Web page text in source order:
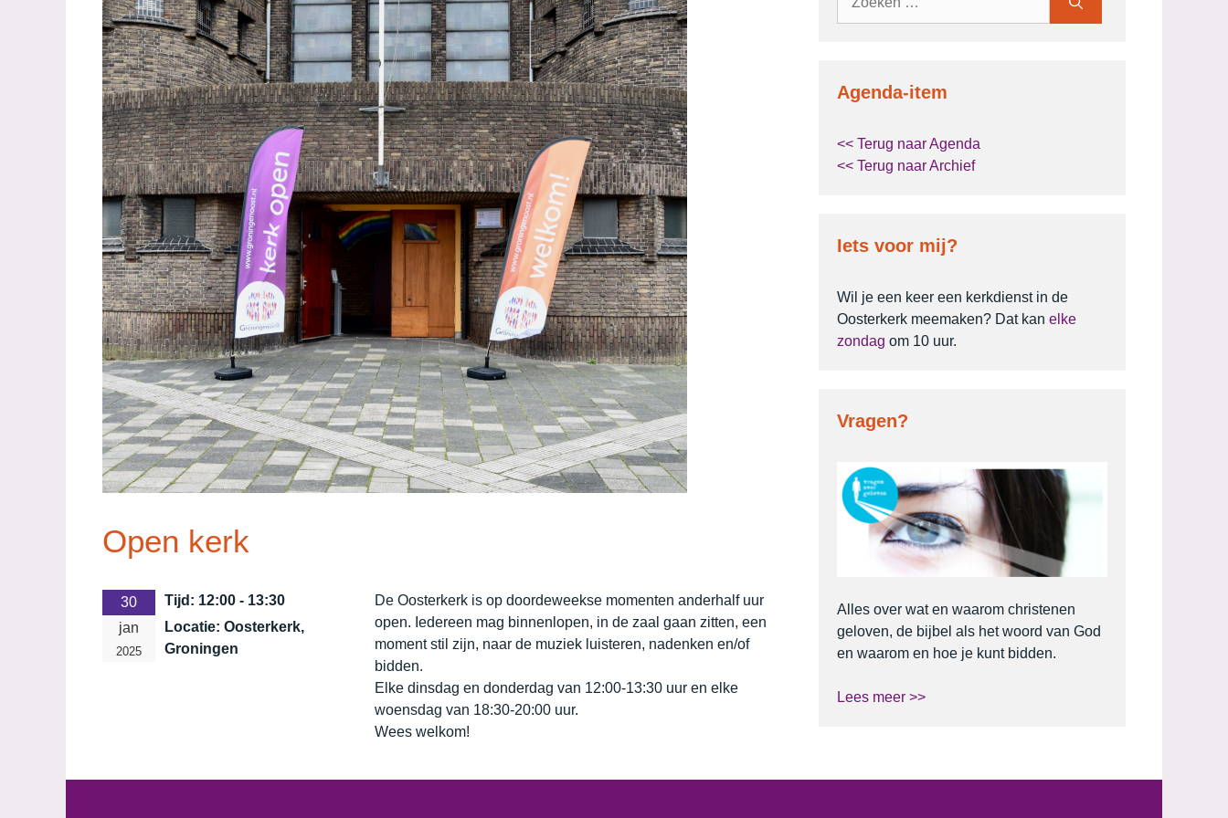
Open kerk
30
jan
2025
Tijd: 12:00 - 13:30
Locatie: Oosterkerk,
Groningen
De Oosterkerk is op doordeweekse momenten anderhalf uur
open. Iedereen mag binnenlopen, in de zaal gaan zitten, een
moment stil zijn, naar de muziek luisteren, nadenken en/of
bidden.
Elke dinsdag en donderdag van 12:00-13:30 uur en elke
woensdag van 18:30-20:00 uur.
Wees welkom!
Agenda-item
<< Terug naar Agenda
<< Terug naar Archief
Iets voor mij?
Wil je een keer een kerkdienst in de
Oosterkerk meemaken? Dat kan elke
zondag om 10 uur.
Vragen?
Alles over wat en waarom christenen
geloven, de bijbel als het woord van God
en waarom en hoe je kunt bidden.
Lees meer >>